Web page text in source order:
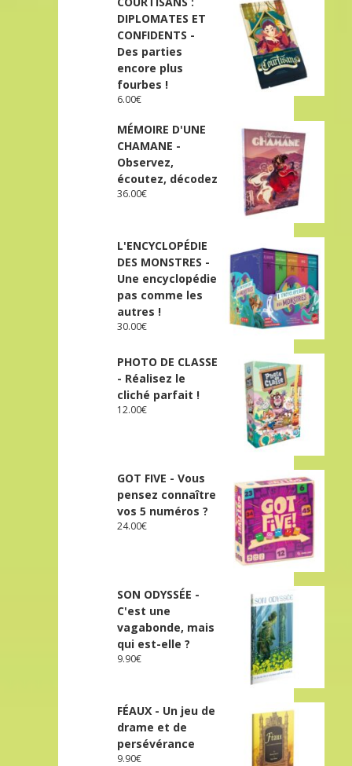
DIPLOMATES ET
CONFIDENTS -
Des parties
encore plus
fourbes !
6.00€
MÉMOIRE D'UNE
CHAMANE -
Observez,
écoutez, décodez
36.00€
L'ENCYCLOPÉDIE
DES MONSTRES -
Une encyclopédie
pas comme les
autres !
30.00€
PHOTO DE CLASSE
- Réalisez le
cliché parfait !
12.00€
GOT FIVE - Vous
pensez connaître
vos 5 numéros ?
24.00€
SON ODYSSÉE -
C'est une
vagabonde, mais
qui est-elle ?
9.90€
FÉAUX - Un jeu de
drame et de
persévérance
9.90€